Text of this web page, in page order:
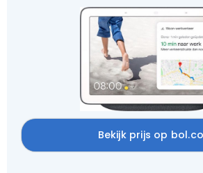
Bekijk prijs op